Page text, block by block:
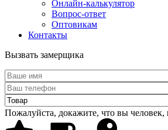
Онлайн-калькулятор
Вопрос-ответ
Оптовикам
Контакты
Вызвать замерщика
Пожалуйста, докажите, что вы человек,